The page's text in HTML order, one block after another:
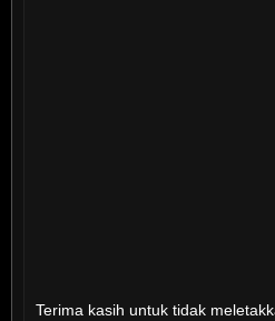
Terima kasih untuk tidak